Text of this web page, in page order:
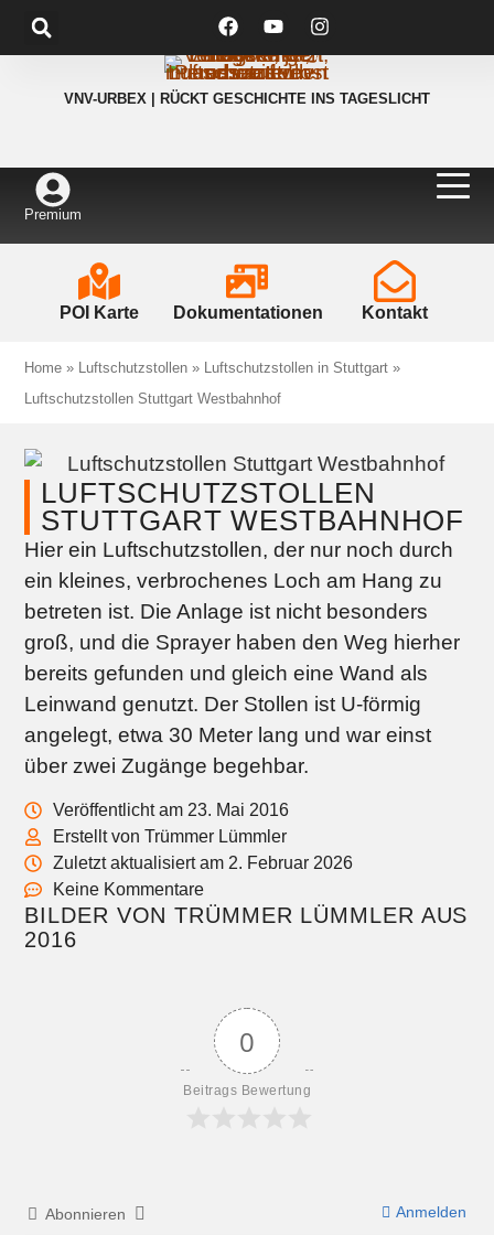
VNV-URBEX | RÜCKT GESCHICHTE INS TAGESLICHT
Premium
POI Karte Dokumentationen Kontakt
Home » Luftschutzstollen » Luftschutzstollen in Stuttgart »
Luftschutzstollen Stuttgart Westbahnhof
LUFTSCHUTZSTOLLEN
STUTTGART WESTBAHNHOF
Hier ein Luftschutzstollen, der nur noch durch
ein kleines, verbrochenes Loch am Hang zu
betreten ist. Die Anlage ist nicht besonders
groß, und die Sprayer haben den Weg hierher
bereits gefunden und gleich eine Wand als
Leinwand genutzt. Der Stollen ist U-förmig
angelegt, etwa 30 Meter lang und war einst
über zwei Zugänge begehbar.
Veröffentlicht am 23. Mai 2016
Erstellt von Trümmer Lümmler
Zuletzt aktualisiert am 2. Februar 2026
Keine Kommentare
BILDER VON TRÜMMER LÜMMLER AUS
2016
0
Beitrags Bewertung
Abonnieren Anmelden